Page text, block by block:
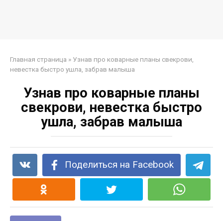
Главная страница » Узнав про коварные планы свекрови,
невестка быстро ушла, забрав малыша
Узнав про коварные планы
свекрови, невестка быстро
ушла, забрав малыша
Поделиться на Facebook